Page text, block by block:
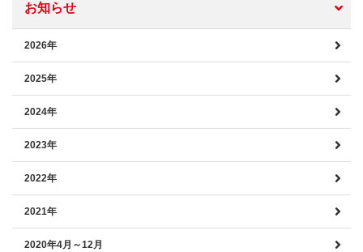
お知らせ
2026年
2025年
2024年
2023年
2022年
2021年
2020年4月～12月